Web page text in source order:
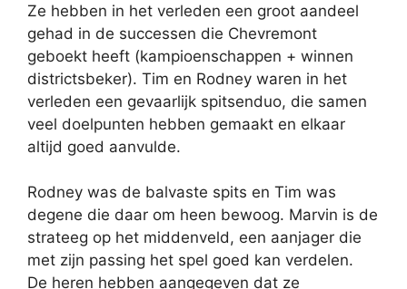
Ze hebben in het verleden een groot aandeel
gehad in de successen die Chevremont
geboekt heeft (kampioenschappen + winnen
districtsbeker). Tim en Rodney waren in het
verleden een gevaarlijk spitsenduo, die samen
veel doelpunten hebben gemaakt en elkaar
altijd goed aanvulde.
Rodney was de balvaste spits en Tim was
degene die daar om heen bewoog. Marvin is de
strateeg op het middenveld, een aanjager die
met zijn passing het spel goed kan verdelen.
De heren hebben aangegeven dat ze